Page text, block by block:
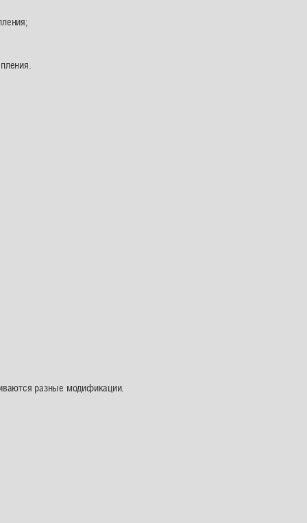
разные модификации.